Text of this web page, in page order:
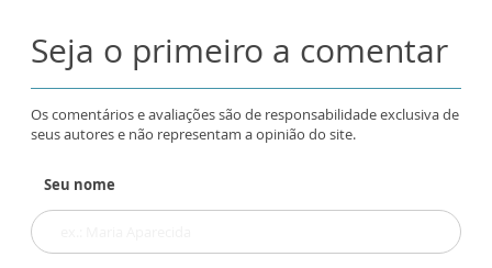
Seja o primeiro a comentar
Os comentários e avaliações são de responsabilidade exclusiva de
seus autores e não representam a opinião do site.
Seu nome